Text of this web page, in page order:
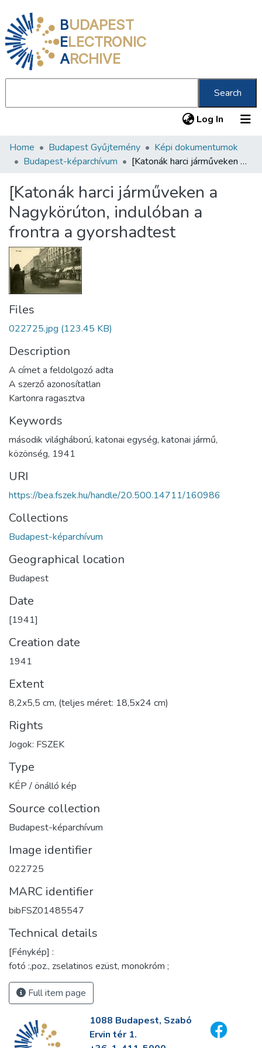
BUDAPEST
ELECTRONIC
ARCHIVE
Search
Log In (current)
Communities & Collections
Statistics
About us
Home Budapest Gyűjtemény
Képi dokumentumok
Budapest-képarchívum
[Katonák harci járműveken a Nagykörúton, indulóban a frontra a gyorshadtest
[Katonák harci járműveken a
Nagykörúton, indulóban a
frontra a gyorshadtest
Files
022725.jpg (123.45 KB)
Description
A címet a feldolgozó adta
A szerző azonosítatlan
Kartonra ragasztva
Keywords
második világháború, katonai egység, katonai jármű,
közönség, 1941
URI
https://bea.fszek.hu/handle/20.500.14711/160986
Collections
Budapest-képarchívum
Geographical location
Budapest
Date
[1941]
Creation date
1941
Extent
8,2x5,5 cm, (teljes méret: 18,5x24 cm)
Rights
Jogok: FSZEK
Type
KÉP / önálló kép
Source collection
Budapest-képarchívum
Image identifier
022725
MARC identifier
bibFSZ01485547
Technical details
[Fénykép] :
fotó :,poz., zselatinos ezüst, monokróm ;
Full item page
1088 Budapest, Szabó
Ervin tér 1.